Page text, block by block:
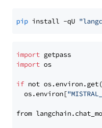
pip install -qU
import
import os
if not os.environ.get(
  os.environ[
from